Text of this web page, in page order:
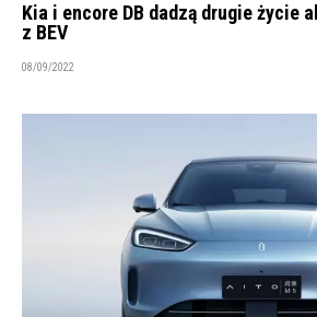
Kia i encore DB dadzą drugie życie
z BEV
08/09/2022